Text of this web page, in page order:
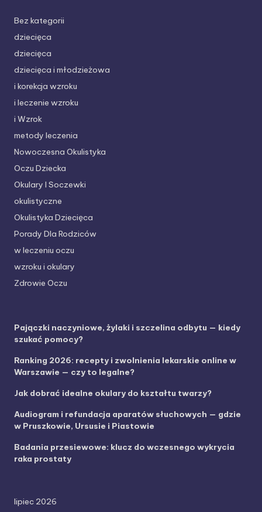
Bez kategorii
dziecięca
dziecięca
dziecięca i młodzieżowa
i korekcja wzroku
i leczenie wzroku
i Wzrok
metody leczenia
Nowoczesna Okulistyka
Oczu Dziecka
Okulary I Soczewki
okulistyczne
Okulistyka Dziecięca
Porady Dla Rodziców
w leczeniu oczu
wzroku i okulary
Zdrowie Oczu
Pajączki naczyniowe, żylaki i szczelina odbytu — kiedy
szukać pomocy?
Ranking 2026: recepty i zwolnienia lekarskie online w
Warszawie — czy to legalne?
Jak dobrać idealne okulary do kształtu twarzy?
Audiogram i refundacja aparatów słuchowych — gdzie
w Pruszkowie, Ursusie i Piastowie
Badania przesiewowe: klucz do wczesnego wykrycia
raka prostaty
lipiec 2026